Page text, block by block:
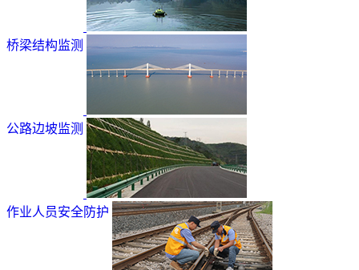
桥梁结构监测
公路边坡监测
作业人员安全防护